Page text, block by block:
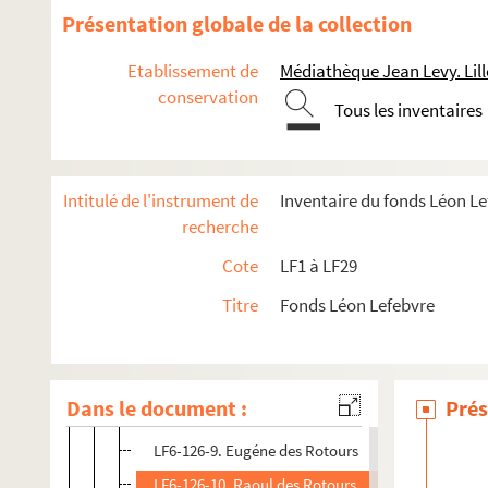
Présentation globale de la collection
Etablissement de
conservation
Médiathèque Jean Levy.
Tous les inventaires
Intitulé de l'instrument de
recherche
Inventaire du fonds Léon
Cote
LF1 à LF29
Titre
Fonds Léon Lefebvre
Dans le document :
LF6-124. Maires de Lille
LF6-125. Préfets du Nord
LF6-126. Députés et sénateurs
LF6-126-1-1. Portrait de Théodore Barrois
LF6-126-2. Beaucarne-Leroux
LF6-126-5. Déjardin-Verkinder
LF6-126-7. Marcel Delaune
LF6-126-8. Alexandre des Rotours
LF6-126-9. Eugéne des Rotours